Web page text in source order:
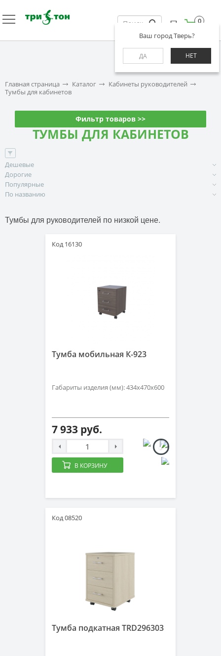
Ваш город Тверь?
ДА НЕТ
0
Главная страница Каталог
Кабинеты руководителей
Тумбы для кабинетов
Фильтр товаров >>
ТУМБЫ ДЛЯ КАБИНЕТОВ
Дешевые
Дорогие
Популярные
По названию
Тумбы для руководителей по низкой цене.
Код 16130
Тумба мобильная К-923
Габариты изделия (мм): 434х470х600
7 933 руб.
В КОРЗИНУ
Код 08520
Тумба подкатная TRD296303